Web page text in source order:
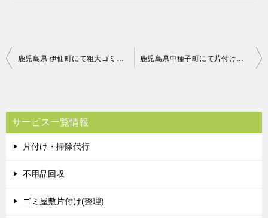
投
ビ
ゲ
ー
シ
鹿児島県 伊仙町にて粗大ゴミの回収 お客様の声 鹿児島県中種子町にて片付けのご依頼 お客様の声
サービス一覧情報
片付け・掃除代行
不用品回収
ゴミ屋敷片付け(整理)